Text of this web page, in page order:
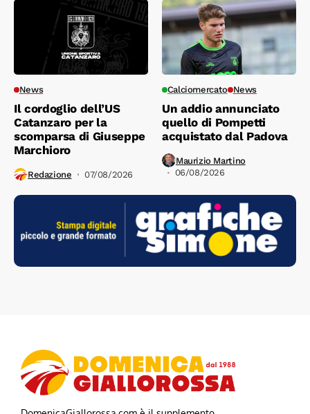
News
Il cordoglio dell’US
Catanzaro per la
scomparsa di Giuseppe
Marchioro
Redazione 07/08/2026
Calciomercato News
Un addio annunciato
quello di Pompetti
acquistato dal Padova
Maurizio Martino
06/08/2026